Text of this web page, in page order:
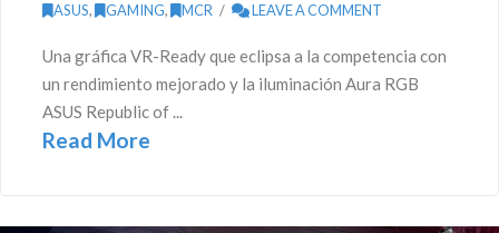
ASUS, GAMING, MCR LEAVE A COMMENT
Una gráfica VR-Ready que eclipsa a la competencia con
un rendimiento mejorado y la iluminación Aura RGB
ASUS Republic of ...
Read More